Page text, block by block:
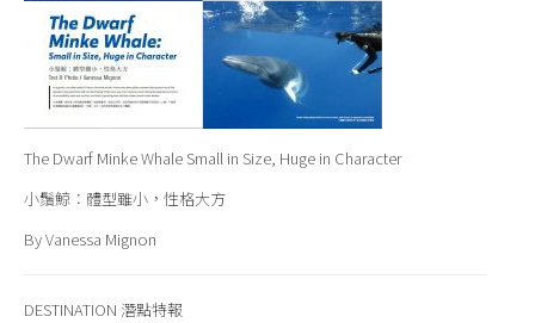
The Dwarf Minke Whale Small in Size, Huge in Character
小鬚鯨：體型雖小，性格大方
By Vanessa Mignon
DESTINATION 潛點特報